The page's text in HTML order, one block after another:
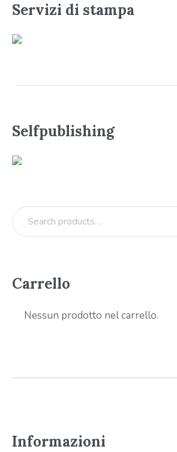
Servizi di stampa
Selfpublishing
Carrello
Nessun prodotto nel carrello.
Informazioni